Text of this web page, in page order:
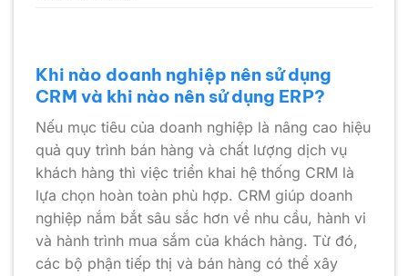
Khi nào doanh nghiệp nên sử dụng
CRM và khi nào nên sử dụng ERP?
Nếu mục tiêu của doanh nghiệp là nâng cao hiệu
quả quy trình bán hàng và chất lượng dịch vụ
khách hàng thì việc triển khai hệ thống CRM là
lựa chọn hoàn toàn phù hợp. CRM giúp doanh
nghiệp nắm bắt sâu sắc hơn về nhu cầu, hành vi
và hành trình mua sắm của khách hàng. Từ đó,
các bộ phận tiếp thị và bán hàng có thể xây